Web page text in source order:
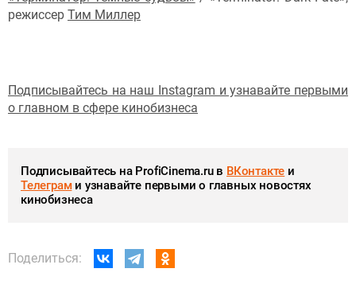
режиссер Тим Миллер
Подписывайтесь на наш Instagram и узнавайте первыми
о главном в сфере кинобизнеса
Подписывайтесь на ProfiCinema.ru в ВКонтакте и
Телеграми узнавайте первыми о главных новостях
кинобизнеса
Поделиться: